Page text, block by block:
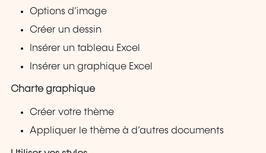
Options d’image
Créer un dessin
Insérer un tableau Excel
Insérer un graphique Excel
Charte graphique
Créer votre thème
Appliquer le thème à d’autres documents